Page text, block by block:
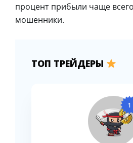
процент прибыли чаще
мошенники.
ТОП ТРЕЙДЕРЫ
1